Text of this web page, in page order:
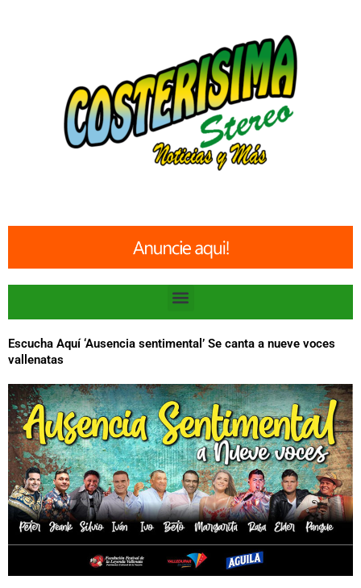
Menu
Escucha Aquí ‘Ausencia sentimental’ Se canta a nueve voces
vallenatas